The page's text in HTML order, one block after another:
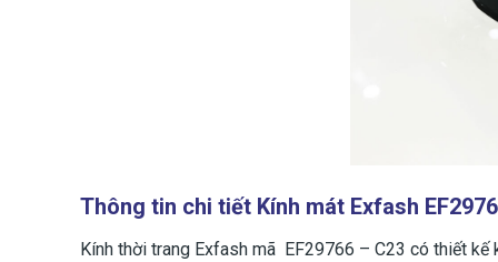
Thông tin chi tiết Kính mát Exfash
Kính thời trang Exfash mã EF29766 – C23 có thiết